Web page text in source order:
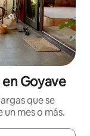
Goyave
que se
mes o más.